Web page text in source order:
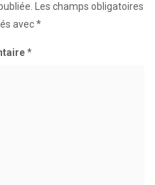
Les champs obligatoires
avec*
*